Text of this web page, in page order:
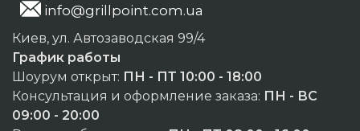
info@grillpoint.com.ua
Киев, ул. Автозаводская 99/4
График работы
Шоурум открыт: ПН - ПТ 10:00 - 18:00
Консультация и оформление заказа: ПН - ВС
09:00 - 20:00